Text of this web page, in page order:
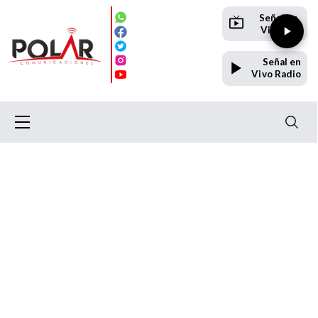
Señal en
Vivo TV
Señal en
Vivo Radio